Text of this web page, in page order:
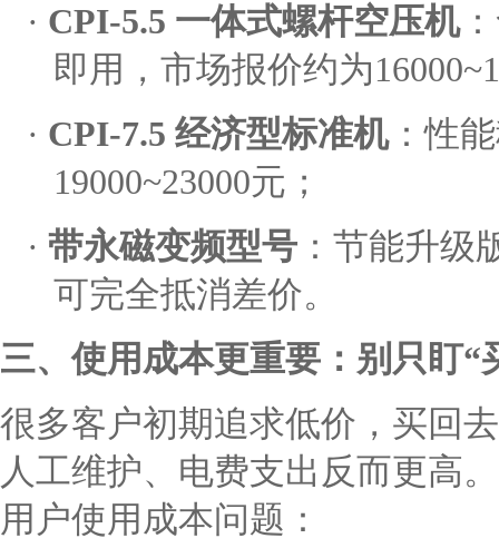
· CPI-5.5 一体式螺杆空压机
即用，市场报价约为
· CPI-7.5 经济型标准机：性
19000~23000元；
· 带永磁变频型号 ：节能升级
可完全抵消差价。
三、使用成本更重要：别只盯“
很多客户初期追求低价，买回
人工维护、电费支出反而更高
用户使用成本问题：